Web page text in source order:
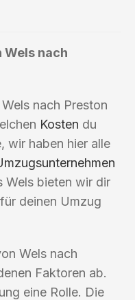
Wels nach
nach Preston
Kosten du
wir haben hier alle
Wels bieten wir dir
für deinen Umzug
Wels nach
Faktoren ab.
eine Rolle. Die